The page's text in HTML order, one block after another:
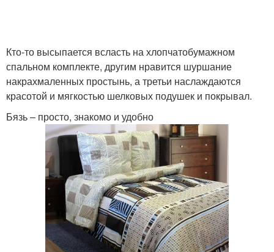
Кто-то высыпается всласть на хлопчатобумажном
спальном комплекте, другим нравится шуршание
накрахмаленных простынь, а третьи наслаждаются
красотой и мягкостью шелковых подушек и покрывал.
Бязь – просто, знакомо и удобно